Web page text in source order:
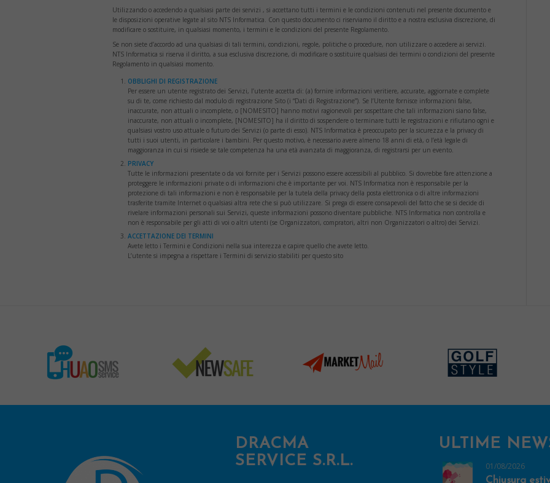
Utilizzando o accedendo a qualsiasi parte dei servizi , si accettano tutti i termini e le condizioni contenuti nel presente documento e
le disposizioni operative legate al sito NTS Informatica. Con questo documento ci riserviamo il diritto e a nostra esclusiva discrezione, di
modificare o sostituire, in qualsiasi momento, i termini e le condizioni del presente Regolamento.
Se non siete d’accordo ad una qualsiasi di tali termini, condizioni, regole, politiche o procedure, non utilizzare o accedere ai servizi.
NTS Informatica si riserva il diritto, a sua esclusiva discrezione, di modificare o sostituire qualsiasi dei termini o condizioni del presente
Regolamento in qualsiasi momento.
OBBLIGHI DI REGISTRAZIONE
Per essere un utente registrato dei Servizi, l’utente accetta di: (a) fornire informazioni veritiere, accurate, aggiornate e complete
su di te, come richiesto dal modulo di registrazione Sito (i “Dati di Registrazione”). Se l’Utente fornisce informazioni false,
inaccurate, non attuali o incomplete, o [NOMESITO] hanno motivi ragionevoli per sospettare che tali informazioni siano false,
inaccurate, non attuali o incomplete, [NOMESITO] ha il diritto di sospendere o terminare tutti le registrazioni e rifiutano ogni e
qualsiasi vostro uso attuale o futuro dei Servizi (o parte di esso). NTS Informatica è preoccupato per la sicurezza e la privacy di
tutti i suoi utenti, in particolare i bambini. Per questo motivo, è necessario avere almeno 18 anni di età, o l’età legale di
maggioranza in cui si risiede se tale competenza ha una età avanzata di maggioranza, di registrarsi per un evento.
PRIVACY
Tutte le informazioni presentate o da voi fornite per i Servizi possono essere accessibili al pubblico. Si dovrebbe fare attenzione a
proteggere le informazioni private o di informazioni che è importante per voi. NTS Informatica non è responsabile per la
protezione di tali informazioni e non è responsabile per la tutela della privacy della posta elettronica o di altre informazioni
trasferite tramite Internet o qualsiasi altra rete che si può utilizzare. Si prega di essere consapevoli del fatto che se si decide di
rivelare informazioni personali sui Servizi, queste informazioni possono diventare pubbliche. NTS Informatica non controlla e
non è responsabile per gli atti di voi o altri utenti (se Organizzatori, compratori, altri non Organizzatori o altro) dei Servizi.
ACCETTAZIONE DEI TERMINI
Avete letto i Termini e Condizioni nella sua interezza e capire quello che avete letto.
L’utente si impegna a rispettare i Termini di servizio stabiliti per questo sito
DRACMA
SERVICE S.R.L.
ULTIME
01/08/2026
Chiusura